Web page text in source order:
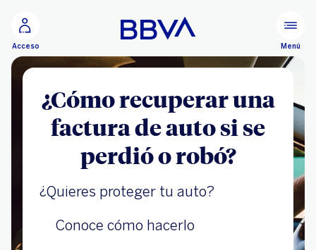
Acceso Menú
¿Cómo recuperar una
factura de auto si se
perdió o robó?
¿Quieres proteger tu auto?
Conoce cómo hacerlo